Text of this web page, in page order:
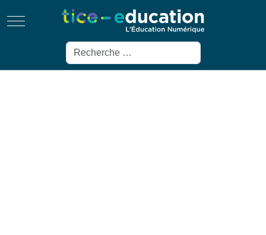
Mobile Menu Toggle
Rechercher